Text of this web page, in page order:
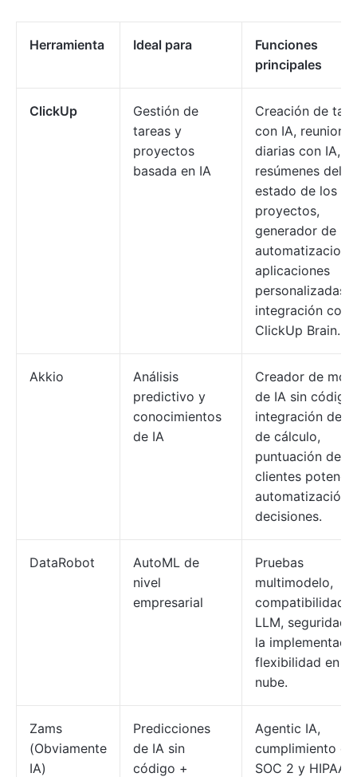
Herramienta Ideal para
Funciones
principales
ClickUp
Gestión de
tareas y
proyectos
basada en IA
Creación de
con IA,
diarias con IA,
resúmenes del
estado de los
proyectos,
generador de
aplicaciones
personalizadas,
integración con
ClickUp Brain.
Akkio
Análisis
predictivo y
conocimientos
de IA
Creador de
de IA sin código,
integración de
de cálculo,
puntuación de
clientes
automatización
decisiones.
DataRobot
AutoML de
nivel
empresarial
Pruebas
multimodelo,
compatibilidad
LLM, seguridad
la
flexibilidad en la
nube.
Zams
(Obviamente
IA)
Predicciones
de IA sin
código +
Agentic IA,
cumplimiento de
SOC 2 y HIPAA,